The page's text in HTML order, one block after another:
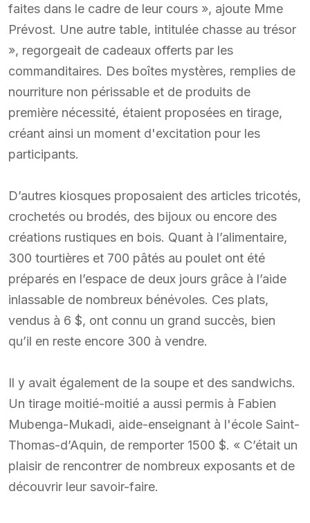
faites dans le cadre de leur cours », ajoute Mme
Prévost. Une autre table, intitulée chasse au trésor
», regorgeait de cadeaux offerts par les
commanditaires. Des boîtes mystères, remplies de
nourriture non périssable et de produits de
première nécessité, étaient proposées en tirage,
créant ainsi un moment d'excitation pour les
participants.
D’autres kiosques proposaient des articles tricotés,
crochetés ou brodés, des bijoux ou encore des
créations rustiques en bois. Quant à l’alimentaire,
300 tourtières et 700 pâtés au poulet ont été
préparés en l’espace de deux jours grâce à l’aide
inlassable de nombreux bénévoles. Ces plats,
vendus à 6 $, ont connu un grand succès, bien
qu’il en reste encore 300 à vendre.
Il y avait également de la soupe et des sandwichs.
Un tirage moitié-moitié a aussi permis à Fabien
Mubenga-Mukadi, aide-enseignant à l'école Saint-
Thomas-d’Aquin, de remporter 1500 $. « C’était un
plaisir de rencontrer de nombreux exposants et de
découvrir leur savoir-faire.